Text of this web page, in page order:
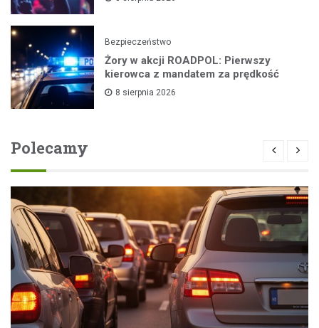
Bezpieczeństwo
Żory w akcji ROADPOL: Pierwszy
kierowca z mandatem za prędkość
8 sierpnia 2026
Polecamy